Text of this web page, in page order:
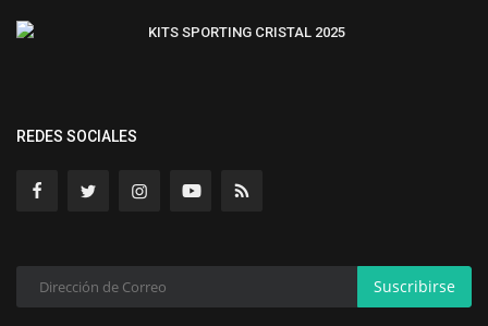
KITS SPORTING CRISTAL 2025
REDES SOCIALES
Suscribirse